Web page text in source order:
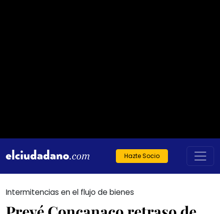
Hazte Socio
Intermitencias en el flujo de bienes